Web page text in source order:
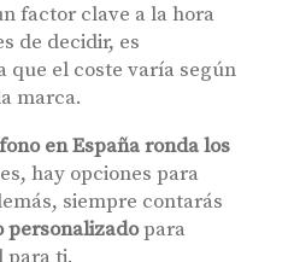
factor clave a la hora
de decidir, es
el coste varía según
marca.
en España ronda los
hay opciones para
siempre contarás
personalizadopara